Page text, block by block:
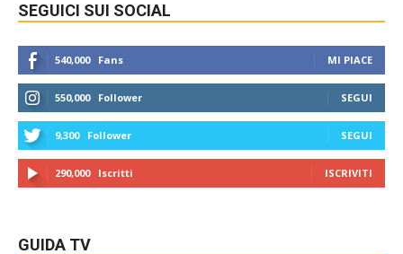
SEGUICI SUI SOCIAL
540,000 Fans MI PIACE
550,000 Follower SEGUI
9,300 Follower SEGUI
290,000 Iscritti ISCRIVITI
GUIDA TV